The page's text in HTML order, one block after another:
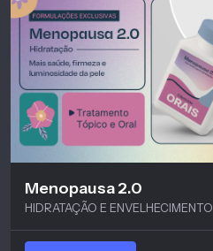
Menopausa 2.0
HIDRATAÇÃO E ENVELHECIMENTO